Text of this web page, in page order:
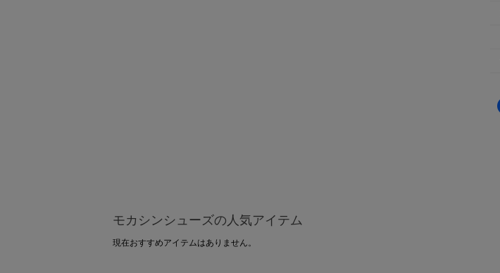
モカシンシューズの人気アイテム
現在おすすめアイテムはありません。